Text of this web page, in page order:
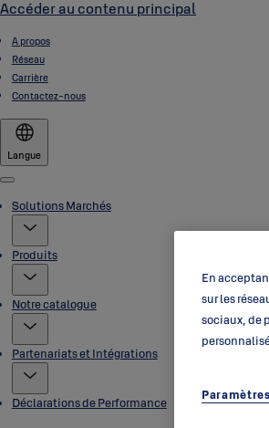
Accéder au contenu principal
A propos
Réseau
Carrière
Contactez-nous
Langue
Menu
Solutions Marchés
Produits
Notre catalogue
Partenariats et Intégrations
Déclarations de Performance
En
sur les
sociaux, de